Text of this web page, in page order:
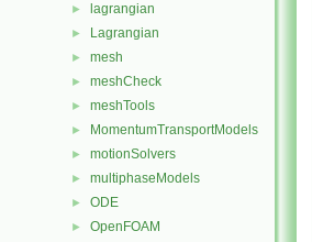
► lagrangian
► Lagrangian
► mesh
► meshCheck
► meshTools
► MomentumTransportModels
► motionSolvers
► multiphaseModels
► ODE
► OpenFOAM